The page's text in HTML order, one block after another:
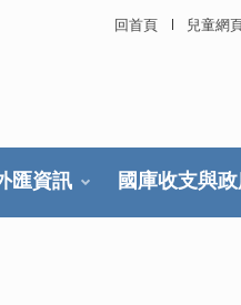
回首頁 兒童網頁
匯資訊 國庫收支與